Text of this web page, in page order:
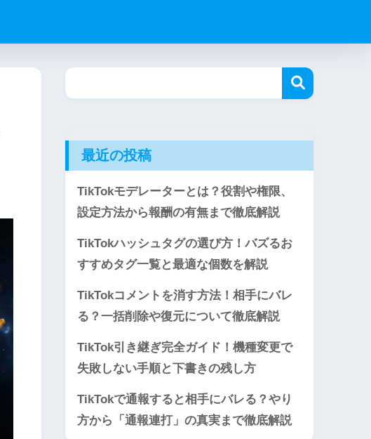
最近の投稿
TikTokモデレーターとは？役割や権限、
設定方法から報酬の有無まで徹底解説
TikTokハッシュタグの選び方！バズるお
すすめタグ一覧と最適な個数を解説
TikTokコメントを消す方法！相手にバレ
る？一括削除や復元について徹底解説
TikTok引き継ぎ完全ガイド！機種変更で
失敗しない手順と下書きの残し方
TikTokで通報すると相手にバレる？やり
方から「通報連打」の真実まで徹底解説